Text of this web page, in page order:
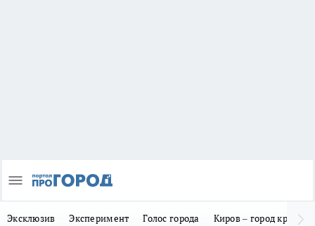
Эксклюзив Эксперимент Голос города Киров – город